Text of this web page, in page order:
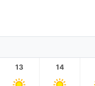
13 14